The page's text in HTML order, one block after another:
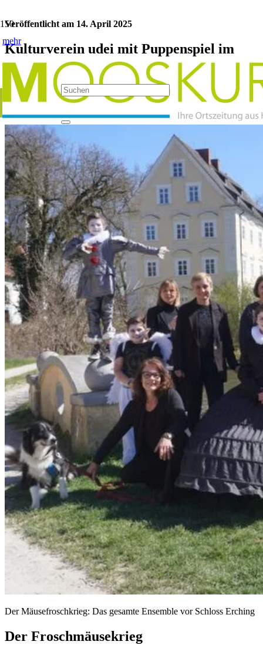
mehr
Veröffentlicht am 14. April 2025
Kulturverein udei mit Puppenspiel im
Schlossgut Erching
Kategorie:
Aufführungen
Der Mäusefroschkrieg: Das gesamte Ensemble vor Schloss Erching
Der Froschmäusekrieg